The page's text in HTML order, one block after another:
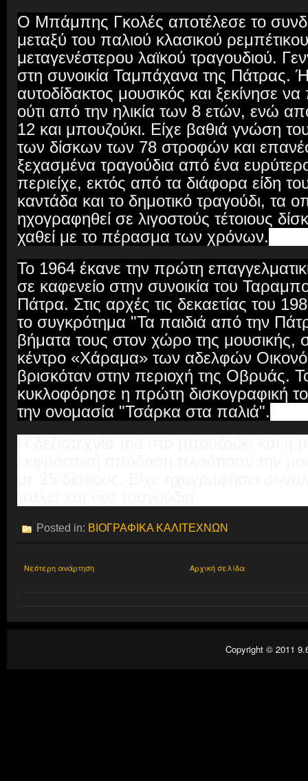
Ο Μπάμπης Γκολές αποτέλεσε το
μεταξύ του παλιού κλασικού
μεταγενέστερου λαϊκού τραγουδιού.
στη συνοικία Ταμπάχανα της Πάτρας.
αυτοδίδακτος μουσικός και ξεκίνησε να
ούτι από την ηλικία των 8 ετών, ενώ
12 και μπουζούκι. Είχε βαθιά γνώση
των δίσκων των 78 στροφών και
ξεχασμένα τραγούδια από ένα
περιείχε, εκτός από τα διάφορα είδη
καντάδα και το δημοτικό τραγούδι, τα
ηχογραφηθεί σε λιγοστούς τέτοιους
χαθεί με το πέρασμα των χρόνων.
Το 1964 έκανε την πρώτη
σε καφενείο στην συνοικία του
Πάτρα. Στις αρχές τις δεκαετίας του
το συγκρότημα "Τα παιδιά από την
βήματα τους στον χώρο της μουσικής,
κέντρο «Χάραμα» των αδελφών
βρισκόταν στην περιοχή της Οβρυάς.
κυκλοφόρησε η πρώτη δισκογραφική
την ονομασία "Τσάρκα στα παλιά".
Posted in: ΒΙΟΓΡΑΦΙΚΑ ΚΑΛΙΤΕΧΝΩΝ
Νεότερη ανάρτηση Αρχική σελίδα
Copyright © 2011